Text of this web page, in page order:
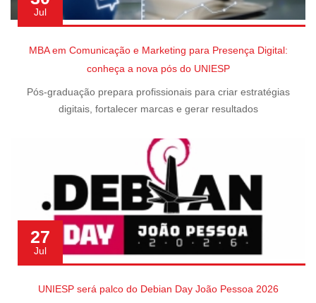
Jul
MBA em Comunicação e Marketing para Presença Digital:
conheça a nova pós do UNIESP
Pós-graduação prepara profissionais para criar estratégias
digitais, fortalecer marcas e gerar resultados
27
Jul
UNIESP será palco do Debian Day João Pessoa 2026